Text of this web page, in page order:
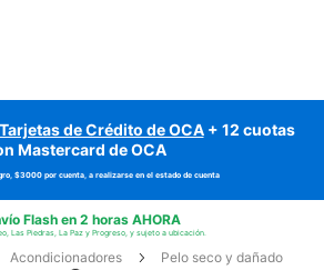
Tarjetas de Crédito de OCA+ 12 cuotas
Mastercard de OCA
$3000 por cuenta, a realizarse en el estado de cuenta
Flash en 2 horas AHORA
Las Piedras, La Paz y Progreso, y sujeto a ubicación.
Acondicionadores
Pelo seco y dañado